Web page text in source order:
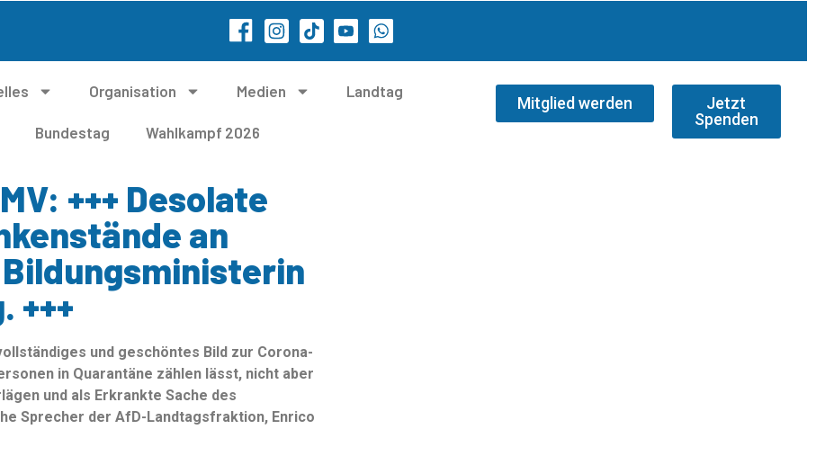
Organisation Medien Landtag
Bundestag Wahlkampf 2026
Mitglied werden
Jetzt
Spenden
+++ Desolate
an
+++
und geschöntes Bild zur Corona-
in Quarantäne zählen lässt, nicht aber
und als Erkrankte Sache des
Sprecher der AfD-Landtagsfraktion, Enrico